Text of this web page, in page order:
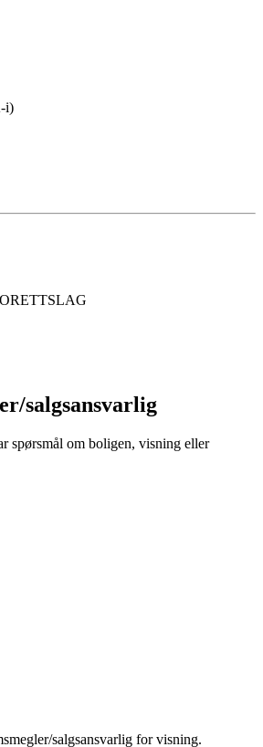
i)
salgsansvarlig
spørsmål om boligen, visning eller
salgsansvarlig for visning.